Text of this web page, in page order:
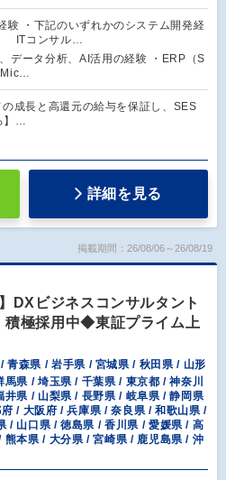
験 ・下記のいずれかのシステム開発経
ITコンサル…
データ分析、AI活用の経験 ・ERP（S
Mic…
の成長と高還元の給与を保証し、SES
】…
詳細を見る
掲載期間：26/08/06～26/08/19
DXビジネスコンサルタント
積極採用中◆東証プライム上
青森県 / 岩手県 / 宮城県 / 秋田県 / 山形
県 / 埼玉県 / 千葉県 / 東京都 / 神奈川
県 / 山梨県 / 長野県 / 岐阜県 / 静岡県
/ 大阪府 / 兵庫県 / 奈良県 / 和歌山県 /
/ 山口県 / 徳島県 / 香川県 / 愛媛県 / 高
本県 / 大分県 / 宮崎県 / 鹿児島県 / 沖